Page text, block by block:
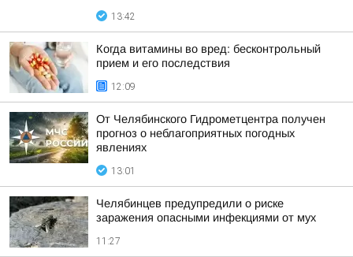
13:42
Когда витамины во вред: бесконтрольный
прием и его последствия
12:09
От Челябинского Гидрометцентра получен
прогноз о неблагоприятных погодных
явлениях
13:01
Челябинцев предупредили о риске
заражения опасными инфекциями от мух
11:27